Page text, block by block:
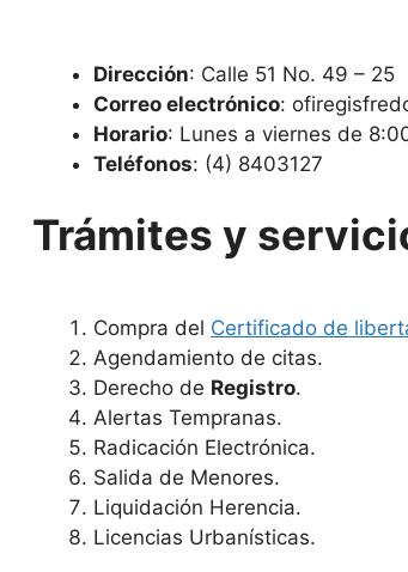
Dirección: Calle 51 No. 49 – 25
Correo electrónico:
Horario: Lunes a viernes de
Teléfonos: (4) 8403127
Trámites y
Compra del Certificado de
Agendamiento de citas.
Derecho de Registro.
Alertas Tempranas.
Radicación Electrónica.
Salida de Menores.
Liquidación Herencia.
Licencias Urbanísticas.